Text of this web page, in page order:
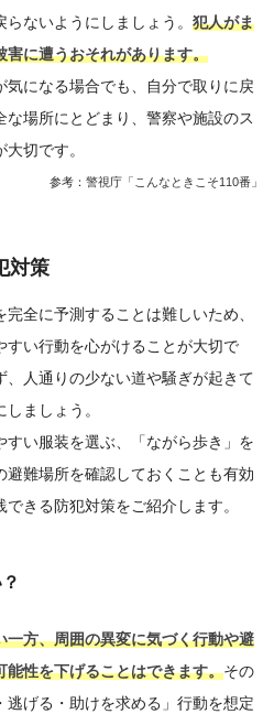
ないようにしましょう。 犯人がま
害に遭うおそれがあります。
になる場合でも、自分で取りに戻
場所にとどまり、警察や施設のス
切です。
参考： 警視庁「こんなときこそ110番」
対策
全に予測することは難しいため、
すい行動を心がけることが大切で
人通りの少ない道や騒ぎが起きて
ましょう。
すい服装を選ぶ、「ながら歩き」を
難場所を確認しておくことも有効
きる防犯対策をご紹介します。
方、周囲の異変に気づく行動や避
性を下げることはできます。その
げる・助けを求める」行動を想定